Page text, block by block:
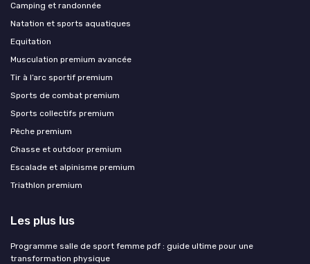
Camping et randonnée
Natation et sports aquatiques
Equitation
Musculation premium avancée
Tir à l’arc sportif premium
Sports de combat premium
Sports collectifs premium
Pêche premium
Chasse et outdoor premium
Escalade et alpinisme premium
Triathlon premium
Les plus lus
Programme salle de sport femme pdf : guide ultime pour une
transformation physique